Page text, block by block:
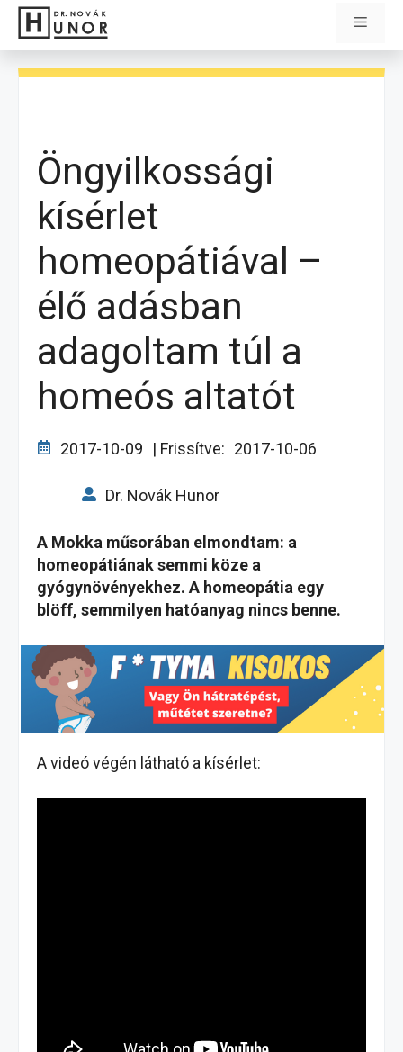
Kilépés
tartalomba
Menü
Öngyilkossági
kísérlet
homeopátiával –
élő adásban
adagoltam túl a
homeós altatót
2017-10-09 | Frissítve: 2017-10-06
Dr. Novák Hunor
A Mokka műsorában elmondtam: a
homeopátiának semmi köze a
gyógynövényekhez. A homeopátia egy
blöff, semmilyen hatóanyag nincs benne.
A videó végén látható a kísérlet: